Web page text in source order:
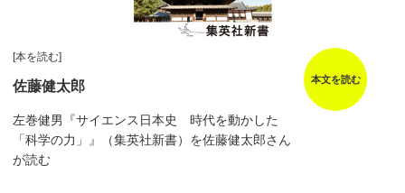
[本を読む]
佐藤健太郎
左巻健男『サイエンス日本史 時代を動かした
「科学の力」』（集英社新書）を佐藤健太郎さん
が読む
本文を読む